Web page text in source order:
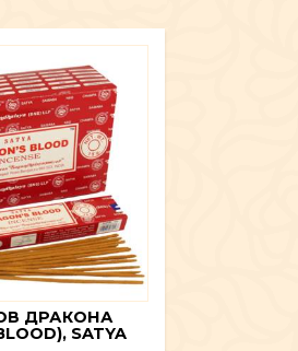
ДРАКОНА
SATYA